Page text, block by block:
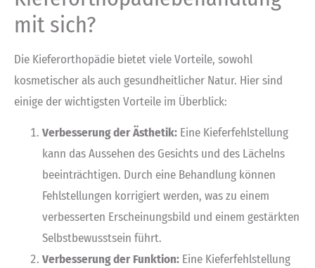
mit sich?
Die Kieferorthopädie bietet viele Vorteile, sowohl
kosmetischer als auch gesundheitlicher Natur. Hier sind
einige der wichtigsten Vorteile im Überblick:
Verbesserung der Ästhetik: Eine Kieferfehlstellung
kann das Aussehen des Gesichts und des Lächelns
beeinträchtigen. Durch eine Behandlung können
Fehlstellungen korrigiert werden, was zu einem
verbesserten Erscheinungsbild und einem gestärkten
Selbstbewusstsein führt.
Verbesserung der Funktion: Eine Kieferfehlstellung